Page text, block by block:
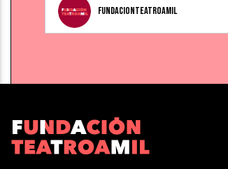
fundacionteatroamil